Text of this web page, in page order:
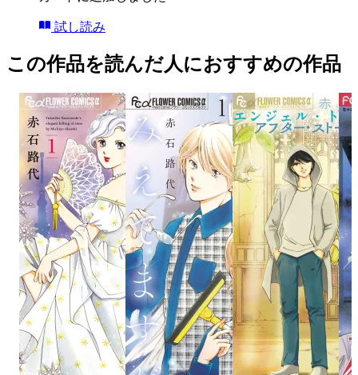
試し読み
この作品を読んだ人におすすめの作品